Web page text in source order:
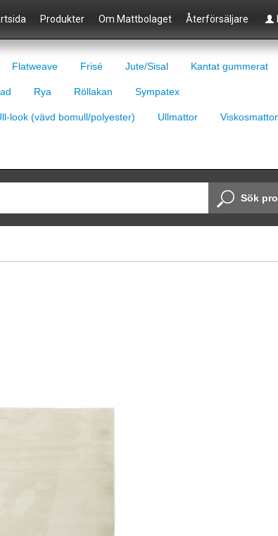
Produkter Om Mattbolaget Återförsäljare
Flatweave Frisé Jute/Sisal Kantat gummerat
Rya Röllakan Sympatex
look (vävd bomull/polyester) Ullmattor Viskosmattor
Sök